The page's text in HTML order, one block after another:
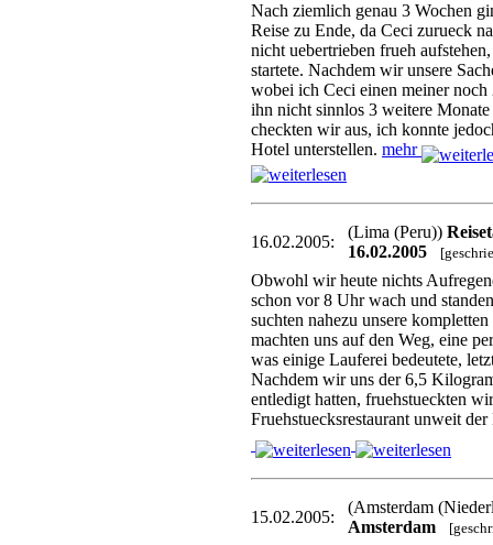
Nach ziemlich genau 3 Wochen
Reise zu Ende, da Ceci zurueck
nicht uebertrieben frueh
startete. Nachdem wir unsere
wobei ich Ceci einen meiner
ihn nicht sinnlos 3 weitere
checkten wir aus, ich konnte
Hotel unterstellen. mehr
16.02.2005:
(Lima (Peru))
16.02.2005
Obwohl wir heute nichts
schon vor 8 Uhr wach und
suchten nahezu unsere
machten uns auf den Weg, eine
was einige Lauferei bedeutete,
Nachdem wir uns der 6,5
entledigt hatten, fruehstueckten
Fruehstuecksrestaurant unweit
15.02.2005:
(Amsterdam
Amsterdam